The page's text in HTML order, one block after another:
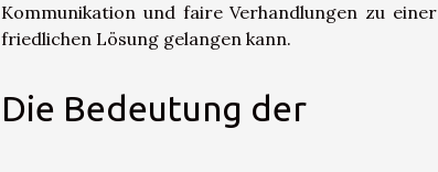
Kommunikation und faire Verhandlungen zu einer
friedlichen Lösung gelangen kann.
Die Bedeutung der